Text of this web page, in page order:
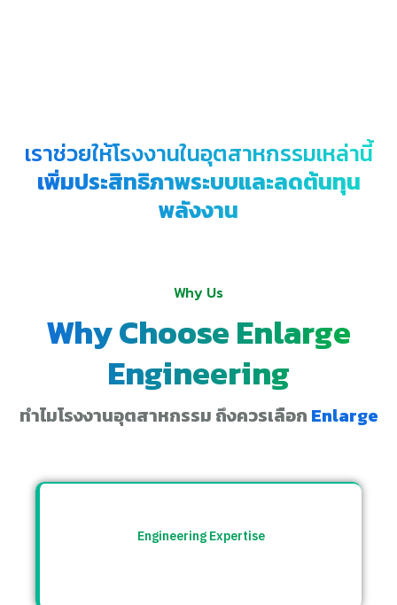
เราช่วยให้โรงงานในอุตสาหกรรมเหล่านี้
เพิ่มประสิทธิภาพระบบและลดต้นทุน
พลังงาน
Why Us
Why Choose Enlarge
Engineering
ทำไมโรงงานอุตสาหกรรม ถึงควรเลือก Enlarge
Engineering Expertise